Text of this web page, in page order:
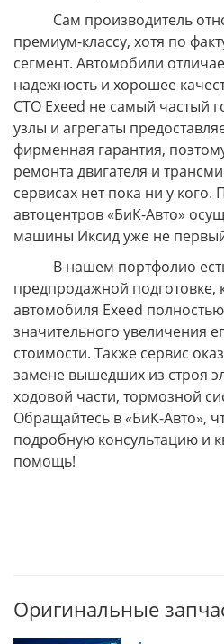
Сам производитель
премиум-классу, хотя по
сегмент. Автомобили
надежность и хорошее
СТО Exeed не самый частый
узлы и агрегаты
фирменная гарантия,
ремонта двигателя и
сервисах нет пока ни у кого.
автоцентров «БиК-Авто»
машины Иксид уже не
В нашем портфолио есть
предпродажной подготовке,
автомобиля Exeed полностью
значительного увеличения
стоимости. Также сервис
замене вышедших из строя
ходовой части, тормозной
Обращайтесь в «БиК-Авто»,
подробную консультацию и
помощь!
Оригинальные